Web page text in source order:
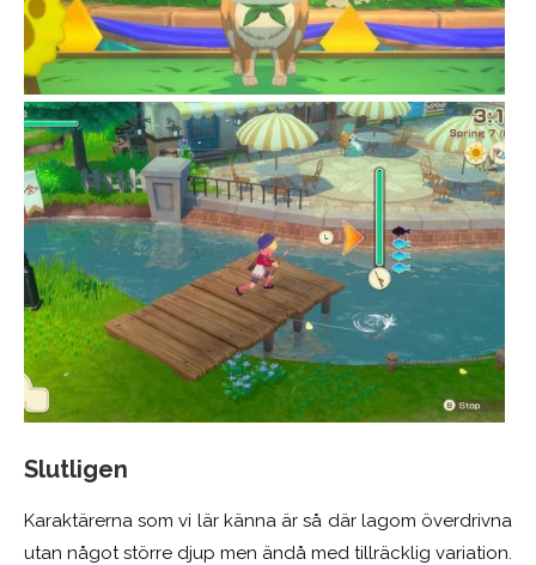
Slutligen
Karaktärerna som vi lär känna är så där lagom överdrivna
utan något större djup men ändå med tillräcklig variation.